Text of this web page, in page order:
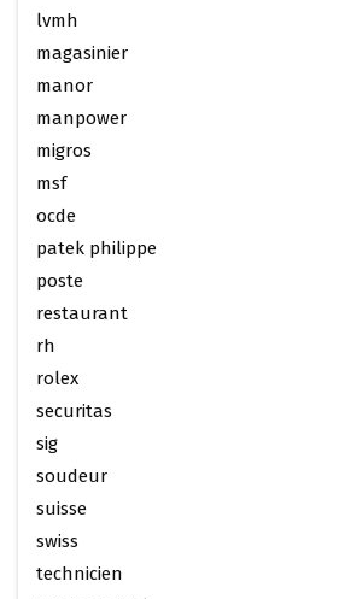
lvmh
magasinier
manor
manpower
migros
msf
ocde
patek philippe
poste
restaurant
rh
rolex
securitas
sig
soudeur
suisse
swiss
technicien